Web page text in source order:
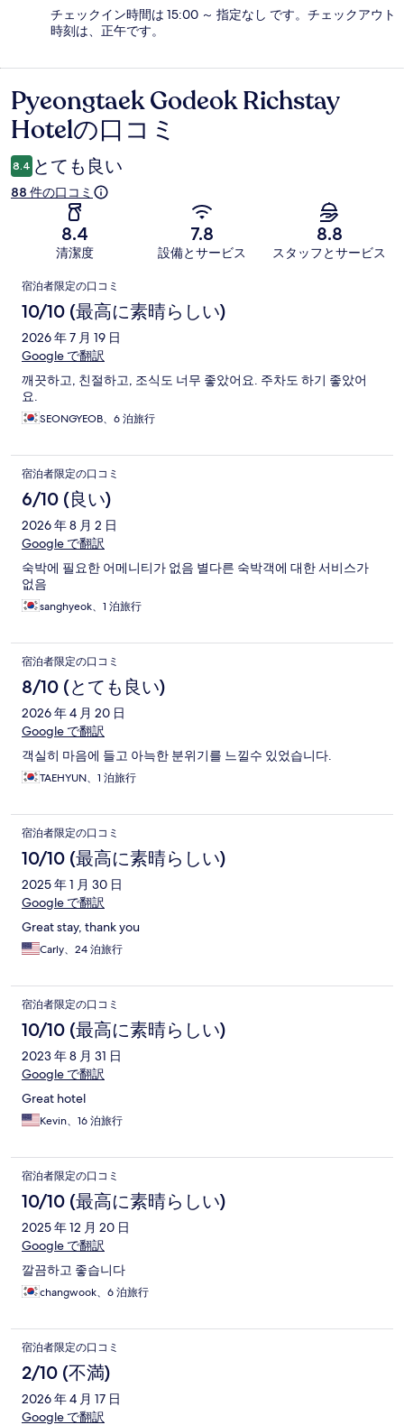
チェックイン時間は 15:00 ～ 指定なし です。チェックアウト
時刻は、正午です。
口
コ
ミ
Pyeongtaek Godeok Richstay
Hotelの口コミ
8.4 とても良い
88 件の口コミ
8.4
清潔度
7.8
設備とサービス
8.8
スタッフとサービス
口
コ
ミ
宿泊者限定の口コミ
10/10 (最高に素晴らしい)
2026 年 7 月 19 日
Google で翻訳
깨끗하고, 친절하고, 조식도 너무 좋았어요. 주차도 하기 좋았어
요.
SEONGYEOB、6 泊旅行
宿泊者限定の口コミ
6/10 (良い)
2026 年 8 月 2 日
Google で翻訳
숙박에 필요한 어메니티가 없음 별다른 숙박객에 대한 서비스가
없음
sanghyeok、1 泊旅行
宿泊者限定の口コミ
8/10 (とても良い)
2026 年 4 月 20 日
Google で翻訳
객실히 마음에 들고 아늑한 분위기를 느낄수 있었습니다.
TAEHYUN、1 泊旅行
宿泊者限定の口コミ
10/10 (最高に素晴らしい)
2025 年 1 月 30 日
Google で翻訳
Great stay, thank you
Carly、24 泊旅行
宿泊者限定の口コミ
10/10 (最高に素晴らしい)
2023 年 8 月 31 日
Google で翻訳
Great hotel
Kevin、16 泊旅行
宿泊者限定の口コミ
10/10 (最高に素晴らしい)
2025 年 12 月 20 日
Google で翻訳
깔끔하고 좋습니다
changwook、6 泊旅行
宿泊者限定の口コミ
2/10 (不満)
2026 年 4 月 17 日
Google で翻訳